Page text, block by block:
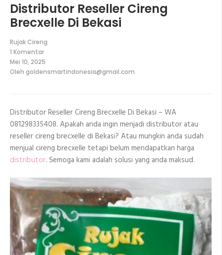
Distributor Reseller Cireng
Brecxelle Di Bekasi
Rujak Cireng
1 Komentar
pada
Distributor
Reseller
Mei 10, 2025
Oleh goldensmartindonesia@gmail.com
Distributor Reseller Cireng Brecxelle Di Bekasi – WA
081298335408. Apakah anda ingin menjadi distributor atau
reseller cireng brecxelle di Bekasi? Atau mungkin anda sudah
menjual cireng brecxelle tetapi belum mendapatkan harga
distributor. Semoga kami adalah solusi yang anda maksud.